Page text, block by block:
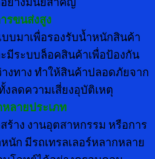
รขนส่งสูง
บบมาเพื่อรองรับน้ำหนักสินค้า
มีระบบล็อคสินค้าเพื่อป้องกัน
งทาง ทำให้สินค้าปลอดภัยจาก
งลดความเสี่ยงอุบัติเหตุ
ลายประเภท
ร้าง งานอุตสาหกรรม หรือการ
นัก มีรถเทรลเลอร์หลากหลาย